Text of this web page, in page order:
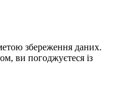
збереження даних.
ви погоджуєтеся із